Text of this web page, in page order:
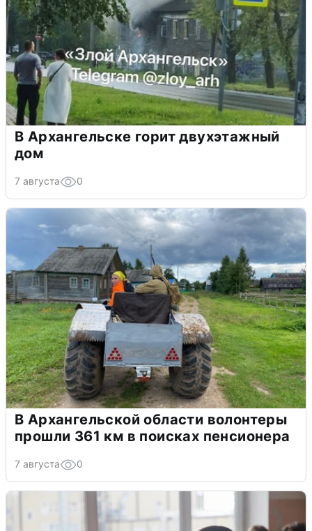
В Архангельске горит двухэтажный
дом
7 августа 0
В Архангельской области волонтеры
прошли 361 км в поисках пенсионера
7 августа 0